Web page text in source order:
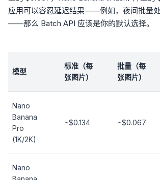
应用可以容忍延迟结果——例如，夜间批量
——那么 Batch API 应该是你的默认选择。
模型
标准（每
张图片）
批量（每
张图片）
Nano
Banana
Pro
(1K/2K)
~$0.134 ~$0.067
Nano